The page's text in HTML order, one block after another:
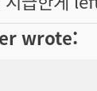
wrote: